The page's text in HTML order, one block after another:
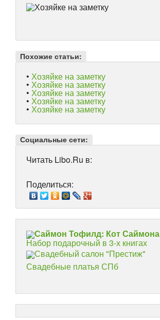
Похожие статьи:
• Хозяйке на заметку
• Хозяйке на заметку
• Хозяйке на заметку
• Хозяйке на заметку
• Хозяйке на заметку
Социальные сети:
Читать Libo.Ru в:
Поделиться:
Саймон Тофилд: Кот Саймона
Набор подарочный в 3-х книгах
Свадебный салон "Престиж"
Свадебные платья СПб